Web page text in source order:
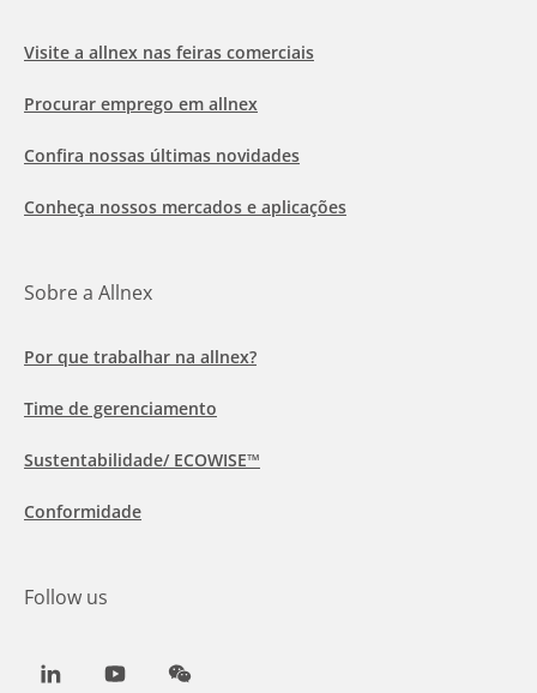
Visite a allnex nas feiras comerciais
Procurar emprego em allnex
Confira nossas últimas novidades
Conheça nossos mercados e aplicações
Sobre a Allnex
Por que trabalhar na allnex?
Time de gerenciamento
Sustentabilidade/ ECOWISE™
Conformidade
Follow us
LinkedInYoutubeWeChat